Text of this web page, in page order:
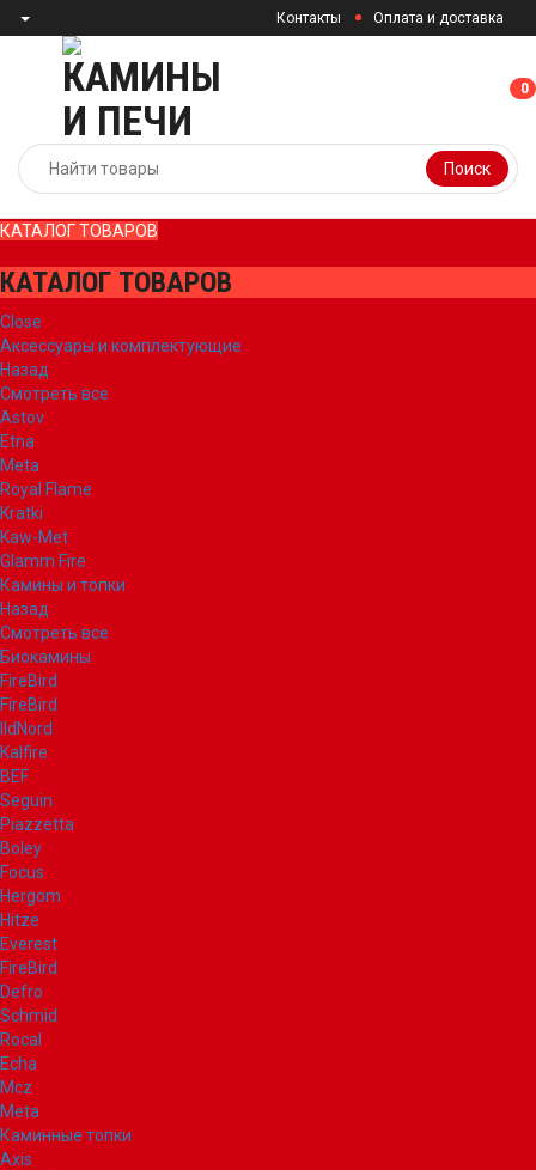
Контакты Оплата и доставка
Поиск
00
КАТАЛОГ ТОВАРОВ
КАТАЛОГ ТОВАРОВ
Close
Аксессуары и комплектующие
Назад
Смотреть все
Astov
Etna
Meta
Royal Flame
Kratki
Kaw-Met
Glamm Fire
Камины и топки
Назад
Смотреть все
Биокамины
FireBird
FireBird
IldNord
Kalfire
BEF
Seguin
Piazzetta
Boley
Focus
Hergom
Hitze
Everest
FireBird
Defro
Schmid
Rocal
Echa
Mcz
Meta
Каминные топки
Axis